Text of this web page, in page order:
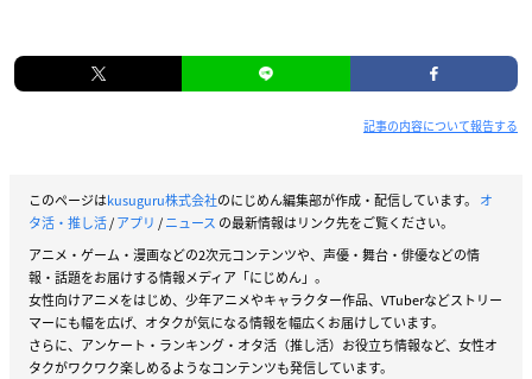
記事の内容について報告する
このページはkusuguru株式会社のにじめん編集部が作成・配信しています。 オ
タ活・推し活/アプリ /ニュース の最新情報はリンク先をご覧ください。
アニメ・ゲーム・漫画などの2次元コンテンツや、声優・舞台・俳優などの情
報・話題をお届けする情報メディア「にじめん」。
女性向けアニメをはじめ、少年アニメやキャラクター作品、VTuberなどストリー
マーにも幅を広げ、オタクが気になる情報を幅広くお届けしています。
さらに、アンケート・ランキング・オタ活（推し活）お役立ち情報など、女性オ
タクがワクワク楽しめるようなコンテンツも発信しています。